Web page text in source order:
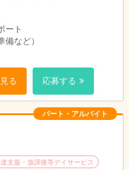
ート
など）
る 応募する
パート・アルバイト
支援・放課後等デイサービス